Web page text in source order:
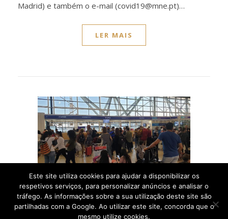
Madrid) e também o e-mail (covid19@mne.pt)…
LER MAIS
AMÉRICAS,CHILE
Como consegui sair do
Este site utiliza cookies para ajudar a disponibilizar os
respetivos serviços, para personalizar anúncios e analisar o
tráfego. As informações sobre a sua utilização deste site são
partilhadas com a Google. Ao utilizar este site, concorda que o
mesmo utilize cookies.